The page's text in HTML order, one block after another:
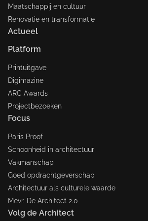
Maatschappij en cultuur
Renovatie en transformatie
Actueel
Platform
Printuitgave
Digimazine
ARC Awards
Projectbezoeken
Focus
Paris Proof
Schoonheid in architectuur
Vakmanschap
Goed opdrachtgeverschap
Architectuur als culturele waarde
Mevr. De Architect 2.0
Volg de Architect